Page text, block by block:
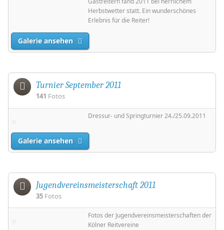
Herbstwetter statt. Ein wunderschönes
Erlebnis für die Reiter!
Galerie ansehen
Turnier September 2011
141 Fotos
Dressur- und Springturnier 24./25.09.2011
Galerie ansehen
Jugendvereinsmeisterschaft 2011
35 Fotos
Fotos der Jugendvereinsmeisterschaften der
Kölner Reitvereine